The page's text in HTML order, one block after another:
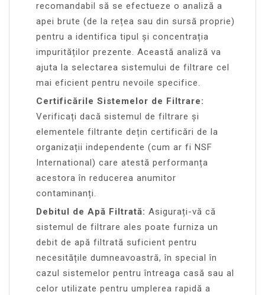
recomandabil să se efectueze o analiză a
apei brute (de la rețea sau din sursă proprie)
pentru a identifica tipul și concentrația
impurităților prezente. Această analiză va
ajuta la selectarea sistemului de filtrare cel
mai eficient pentru nevoile specifice.
Certificările Sistemelor de Filtrare:
Verificați dacă sistemul de filtrare și
elementele filtrante dețin certificări de la
organizații independente (cum ar fi NSF
International) care atestă performanța
acestora în reducerea anumitor
contaminanți.
Debitul de Apă Filtrată: Asigurați-vă că
sistemul de filtrare ales poate furniza un
debit de apă filtrată suficient pentru
necesitățile dumneavoastră, în special în
cazul sistemelor pentru întreaga casă sau al
celor utilizate pentru umplerea rapidă a